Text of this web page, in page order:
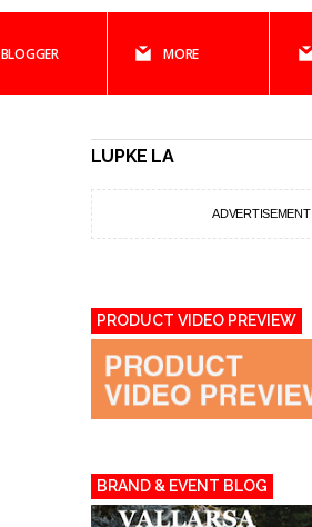
BLOGGER MORE
LUPKE LA
ADVERTISEMENT
PRODUCT VIDEO PREVIEW
BRAND & EVENT BLOG